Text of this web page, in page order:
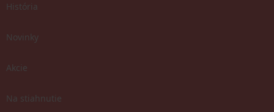
História
Novinky
Akcie
Na stiahnutie